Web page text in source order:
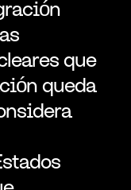
que
queda